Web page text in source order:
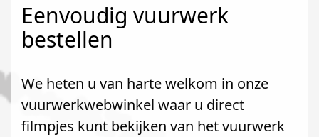
Eenvoudig vuurwerk
bestellen
We heten u van harte welkom in onze
vuurwerkwebwinkel waar u direct
filmpjes kunt bekijken van het vuurwerk